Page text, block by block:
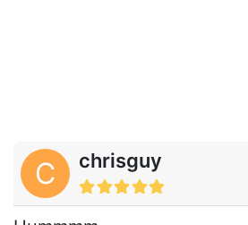
C chrisguy